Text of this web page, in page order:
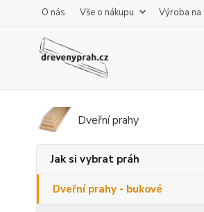
O nás Vše o nákupu Výroba na
Dveřní prahy
Jak si vybrat práh
Dveřní prahy - bukové